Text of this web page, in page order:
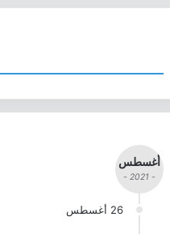
أغسطس
- 2021 -
26 أغسطس